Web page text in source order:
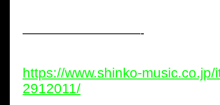
——————————-
https://www.shinko-
2912011/